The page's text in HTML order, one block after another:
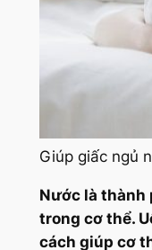
Giúp giấc ngủ
Nước là thành
trong cơ thể.
cách giúp cơ